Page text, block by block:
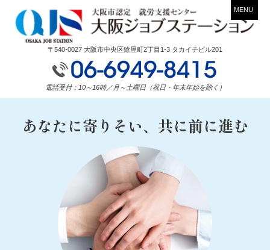
〒540-0027 大阪市中央区鎗屋町2丁目1-3 タカイチビル201
電話受付：10～16時／月～土曜日（祝日・年末年始を除く）
あなたに寄りそい、共に前に進む
MENU